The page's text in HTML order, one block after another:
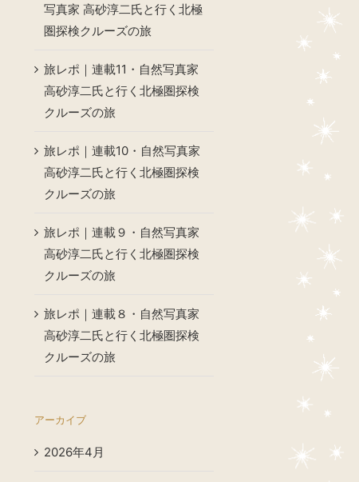
写真家 高砂淳二氏と行く北極
圏探検クルーズの旅
旅レポ｜連載11・自然写真家
高砂淳二氏と行く北極圏探検
クルーズの旅
旅レポ｜連載10・自然写真家
高砂淳二氏と行く北極圏探検
クルーズの旅
旅レポ｜連載９・自然写真家
高砂淳二氏と行く北極圏探検
クルーズの旅
旅レポ｜連載８・自然写真家
高砂淳二氏と行く北極圏探検
クルーズの旅
アーカイブ
2026年4月